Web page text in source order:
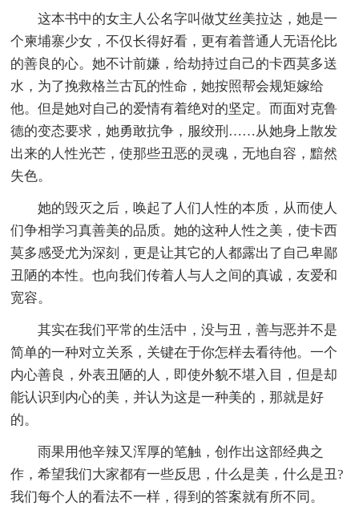
这本书中的女主人公名字叫做艾丝美拉达，她是一
个柬埔寨少女，不仅长得好看，更有着普通人无语伦比
的善良的心。她不计前嫌，给劫持过自己的卡西莫多送
水，为了挽救格兰古瓦的性命，她按照帮会规矩嫁给
他。但是她对自己的爱情有着绝对的坚定。而面对克鲁
德的变态要求，她勇敢抗争，服绞刑……从她身上散发
出来的人性光芒，使那些丑恶的灵魂，无地自容，黯然
失色。
她的毁灭之后，唤起了人们人性的本质，从而使人
们争相学习真善美的品质。她的这种人性之美，使卡西
莫多感受尤为深刻，更是让其它的人都露出了自己卑鄙
丑陋的本性。也向我们传着人与人之间的真诚，友爱和
宽容。
其实在我们平常的生活中，没与丑，善与恶并不是
简单的一种对立关系，关键在于你怎样去看待他。一个
内心善良，外表丑陋的人，即使外貌不堪入目，但是却
能认识到内心的美，并认为这是一种美的，那就是好
的。
雨果用他辛辣又浑厚的笔触，创作出这部经典之
作，希望我们大家都有一些反思，什么是美，什么是丑?
我们每个人的看法不一样，得到的答案就有所不同。